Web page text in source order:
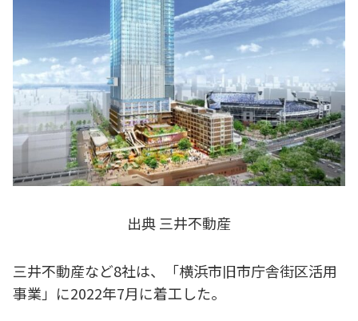
出典 三井不動産
三井不動産など8社は、「横浜市旧市庁舎街区活用
事業」に2022年7月に着工した。